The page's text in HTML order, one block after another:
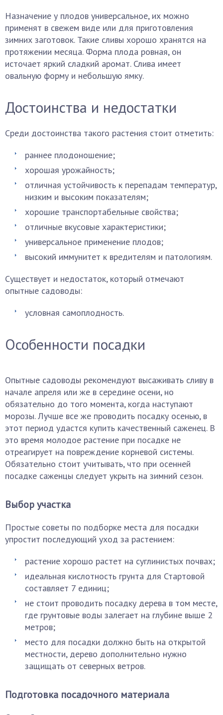
Назначение у плодов универсальное, их можно
применят в свежем виде или для приготовления
зимних заготовок. Такие сливы хорошо хранятся на
протяжении месяца. Форма плода ровная, он
источает яркий сладкий аромат. Слива имеет
овальную форму и небольшую ямку.
Достоинства и недостатки
Среди достоинства такого растения стоит отметить:
раннее плодоношение;
хорошая урожайность;
отличная устойчивость к перепадам температур,
низким и высоким показателям;
хорошие транспортабельные свойства;
отличные вкусовые характеристики;
универсальное применение плодов;
высокий иммунитет к вредителям и патологиям.
Существует и недостаток, который отмечают
опытные садоводы:
условная самоплодность.
Особенности посадки
Опытные садоводы рекомендуют высаживать сливу в
начале апреля или же в середине осени, но
обязательно до того момента, когда наступают
морозы. Лучше все же проводить посадку осенью, в
этот период удастся купить качественный саженец. В
это время молодое растение при посадке не
отреагирует на повреждение корневой системы.
Обязательно стоит учитывать, что при осенней
посадке саженцы следует укрыть на зимний сезон.
Выбор участка
Простые советы по подборке места для посадки
упростит последующий уход за растением:
растение хорошо растет на суглинистых почвах;
идеальная кислотность грунта для Стартовой
составляет 7 единиц;
не стоит проводить посадку дерева в том месте,
где грунтовые воды залегает на глубине выше 2
метров;
место для посадки должно быть на открытой
местности, дерево дополнительно нужно
защищать от северных ветров.
Подготовка посадочного материала